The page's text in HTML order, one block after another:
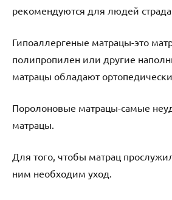
рекомендуются для людей
Гипоаллергеные матрацы-это
полипропилен или другие
матрацы обладают
Поролоновые матрацы-самые
матрацы.
Для того, чтобы матрац
ним необходим уход.